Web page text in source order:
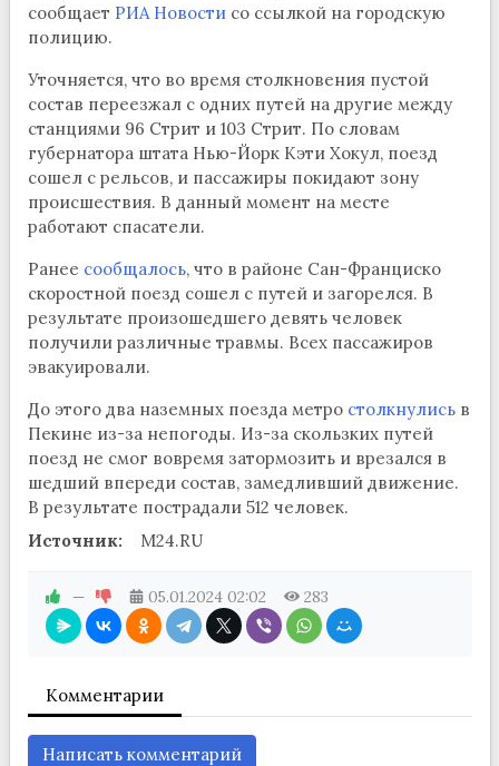
сообщает РИА Новостисо ссылкой на городскую
полицию.
Уточняется, что во время столкновения пустой
состав переезжал с одних путей на другие между
станциями 96 Стрит и 103 Стрит. По словам
губернатора штата Нью-Йорк Кэти Хокул, поезд
сошел с рельсов, и пассажиры покидают зону
происшествия. В данный момент на месте
работают спасатели.
Ранее сообщалось, что в районе Сан-Франциско
скоростной поезд сошел с путей и загорелся. В
результате произошедшего девять человек
получили различные травмы. Всех пассажиров
эвакуировали.
До этого два наземных поезда метро столкнулисьв
Пекине из-за непогоды. Из-за скользких путей
поезд не смог вовремя затормозить и врезался в
шедший впереди состав, замедливший движение.
В результате пострадали 512 человек.
Источник:
M24.RU
— 05.01.2024 02:02 283
Комментарии
Написать комментарий